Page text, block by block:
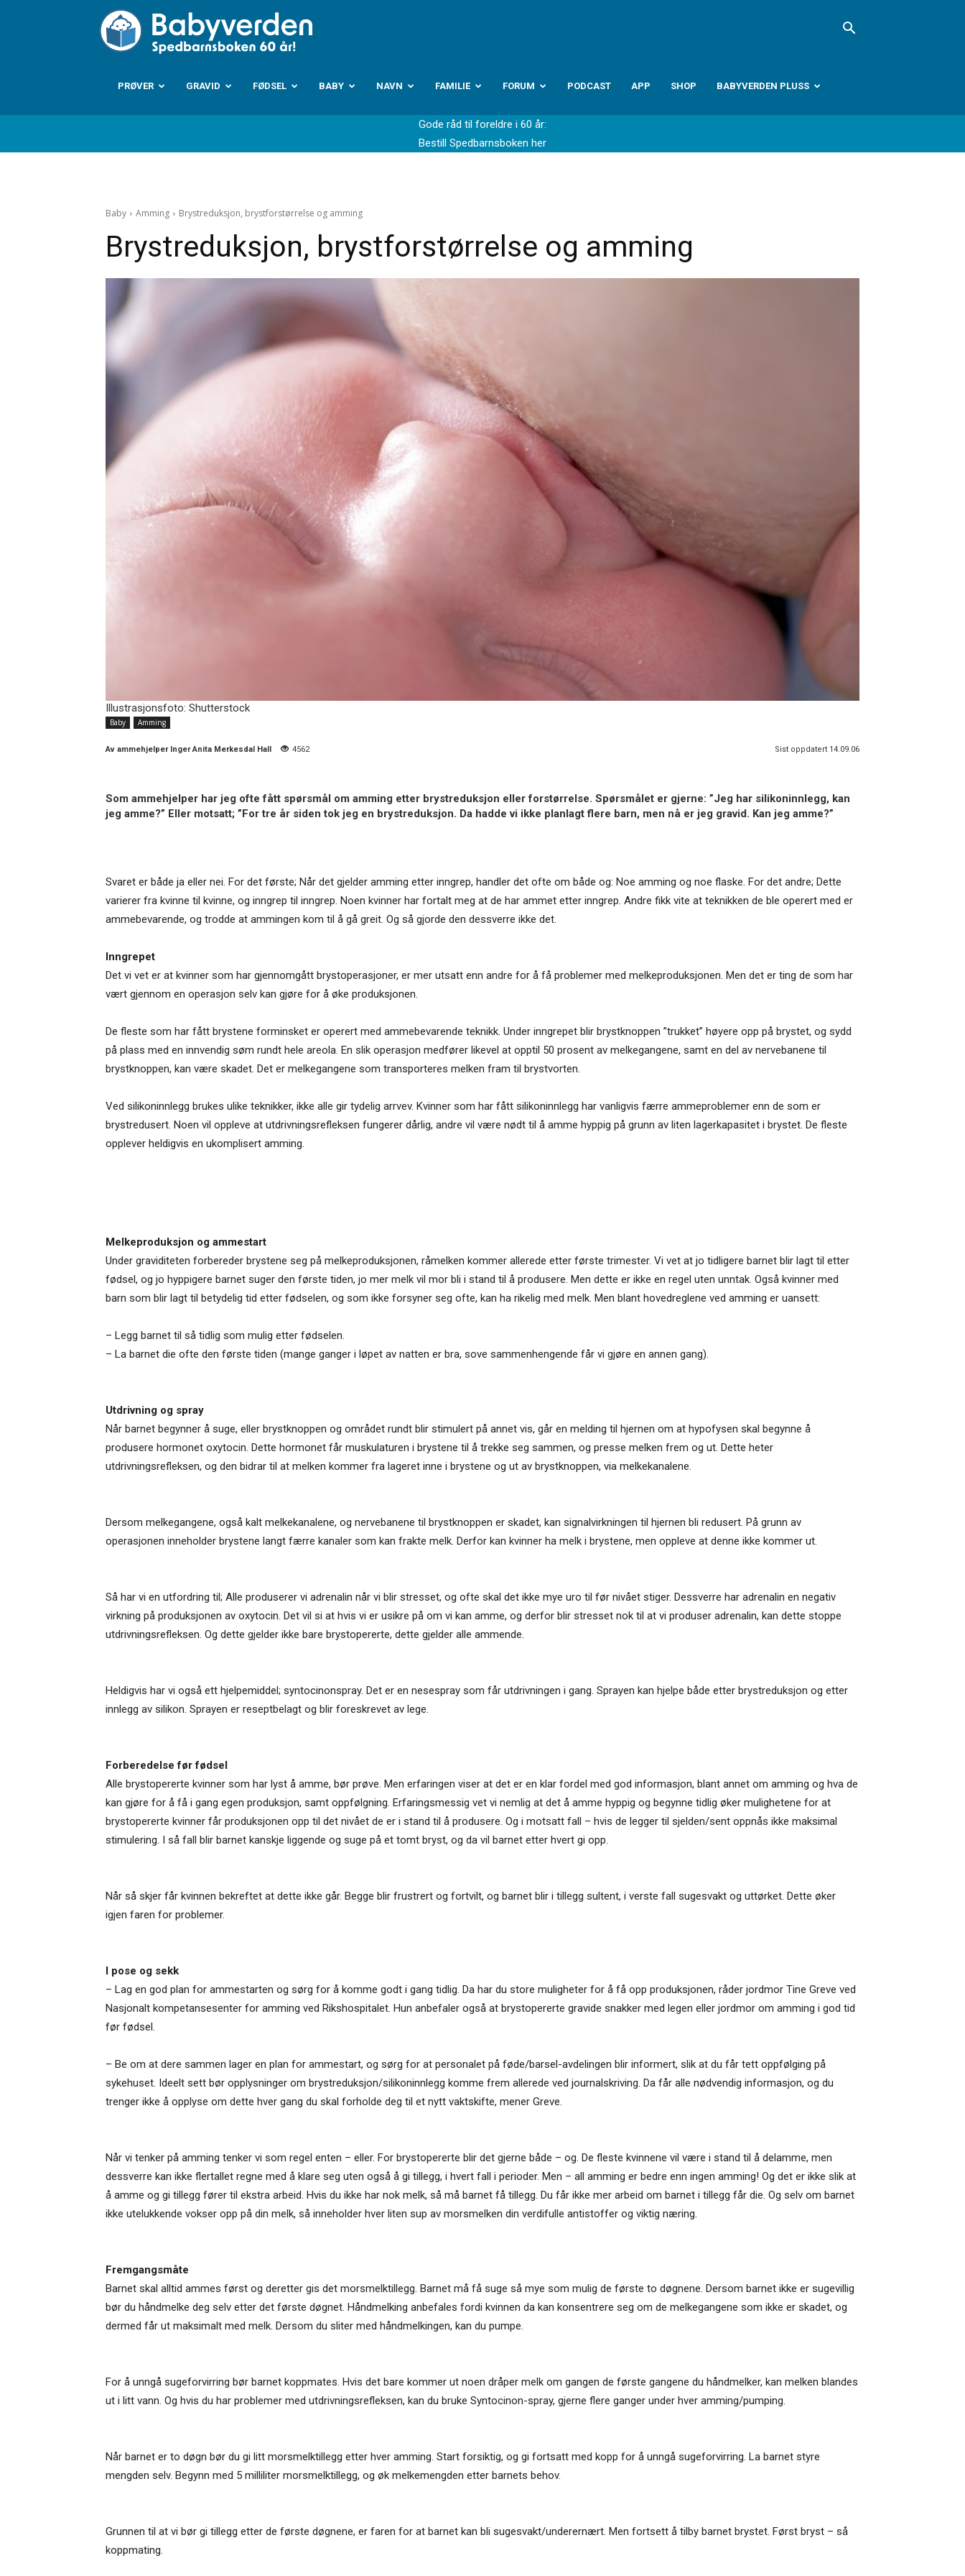
Babyverden.no
PRØVER GRAVID FØDSEL BABY NAVN FAMILIE FORUM PODCAST APP SHOP BABYVERDEN PLUSS
Gode råd til foreldre i 60 år:
Bestill Spedbarnsboken her
Baby Amming Brystreduksjon, brystforstørrelse og amming
Brystreduksjon, brystforstørrelse og amming
Illustrasjonsfoto: Shutterstock
Baby Amming
Av ammehjelper Inger Anita Merkesdal Hall 4562 Sist oppdatert 14.09.06
Som ammehjelper har jeg ofte fått spørsmål om amming etter brystreduksjon eller forstørrelse. Spørsmålet er gjerne: ”Jeg har silikoninnlegg, kan
jeg amme?” Eller motsatt; ”For tre år siden tok jeg en brystreduksjon. Da hadde vi ikke planlagt flere barn, men nå er jeg gravid. Kan jeg amme?”
Svaret er både ja eller nei. For det første; Når det gjelder amming etter inngrep, handler det ofte om både og: Noe amming og noe flaske. For det andre; Dette
varierer fra kvinne til kvinne, og inngrep til inngrep. Noen kvinner har fortalt meg at de har ammet etter inngrep. Andre fikk vite at teknikken de ble operert med er
ammebevarende, og trodde at ammingen kom til å gå greit. Og så gjorde den dessverre ikke det.
Inngrepet
Det vi vet er at kvinner som har gjennomgått brystoperasjoner, er mer utsatt enn andre for å få problemer med melkeproduksjonen. Men det er ting de som har
vært gjennom en operasjon selv kan gjøre for å øke produksjonen.
De fleste som har fått brystene forminsket er operert med ammebevarende teknikk. Under inngrepet blir brystknoppen ”trukket” høyere opp på brystet, og sydd
på plass med en innvendig søm rundt hele areola. En slik operasjon medfører likevel at opptil 50 prosent av melkegangene, samt en del av nervebanene til
brystknoppen, kan være skadet. Det er melkegangene som transporteres melken fram til brystvorten.
Ved silikoninnlegg brukes ulike teknikker, ikke alle gir tydelig arrvev. Kvinner som har fått silikoninnlegg har vanligvis færre ammeproblemer enn de som er
brystredusert. Noen vil oppleve at utdrivningsrefleksen fungerer dårlig, andre vil være nødt til å amme hyppig på grunn av liten lagerkapasitet i brystet. De fleste
opplever heldigvis en ukomplisert amming.
Melkeproduksjon og ammestart
Under graviditeten forbereder brystene seg på melkeproduksjonen, råmelken kommer allerede etter første trimester. Vi vet at jo tidligere barnet blir lagt til etter
fødsel, og jo hyppigere barnet suger den første tiden, jo mer melk vil mor bli i stand til å produsere. Men dette er ikke en regel uten unntak. Også kvinner med
barn som blir lagt til betydelig tid etter fødselen, og som ikke forsyner seg ofte, kan ha rikelig med melk. Men blant hovedreglene ved amming er uansett:
– Legg barnet til så tidlig som mulig etter fødselen.
– La barnet die ofte den første tiden (mange ganger i løpet av natten er bra, sove sammenhengende får vi gjøre en annen gang).
Utdrivning og spray
Når barnet begynner å suge, eller brystknoppen og området rundt blir stimulert på annet vis, går en melding til hjernen om at hypofysen skal begynne å
produsere hormonet oxytocin. Dette hormonet får muskulaturen i brystene til å trekke seg sammen, og presse melken frem og ut. Dette heter
utdrivningsrefleksen, og den bidrar til at melken kommer fra lageret inne i brystene og ut av brystknoppen, via melkekanalene.
Dersom melkegangene, også kalt melkekanalene, og nervebanene til brystknoppen er skadet, kan signalvirkningen til hjernen bli redusert. På grunn av
operasjonen inneholder brystene langt færre kanaler som kan frakte melk. Derfor kan kvinner ha melk i brystene, men oppleve at denne ikke kommer ut.
Så har vi en utfordring til; Alle produserer vi adrenalin når vi blir stresset, og ofte skal det ikke mye uro til før nivået stiger. Dessverre har adrenalin en negativ
virkning på produksjonen av oxytocin. Det vil si at hvis vi er usikre på om vi kan amme, og derfor blir stresset nok til at vi produser adrenalin, kan dette stoppe
utdrivningsrefleksen. Og dette gjelder ikke bare brystopererte, dette gjelder alle ammende.
Heldigvis har vi også ett hjelpemiddel; syntocinonspray. Det er en nesespray som får utdrivningen i gang. Sprayen kan hjelpe både etter brystreduksjon og etter
innlegg av silikon. Sprayen er reseptbelagt og blir foreskrevet av lege.
Forberedelse før fødsel
Alle brystopererte kvinner som har lyst å amme, bør prøve. Men erfaringen viser at det er en klar fordel med god informasjon, blant annet om amming og hva de
kan gjøre for å få i gang egen produksjon, samt oppfølgning. Erfaringsmessig vet vi nemlig at det å amme hyppig og begynne tidlig øker mulighetene for at
brystopererte kvinner får produksjonen opp til det nivået de er i stand til å produsere. Og i motsatt fall – hvis de legger til sjelden/sent oppnås ikke maksimal
stimulering. I så fall blir barnet kanskje liggende og suge på et tomt bryst, og da vil barnet etter hvert gi opp.
Når så skjer får kvinnen bekreftet at dette ikke går. Begge blir frustrert og fortvilt, og barnet blir i tillegg sultent, i verste fall sugesvakt og uttørket. Dette øker
igjen faren for problemer.
I pose og sekk
– Lag en god plan for ammestarten og sørg for å komme godt i gang tidlig. Da har du store muligheter for å få opp produksjonen, råder jordmor Tine Greve ved
Nasjonalt kompetansesenter for amming ved Rikshospitalet. Hun anbefaler også at brystopererte gravide snakker med legen eller jordmor om amming i god tid
før fødsel.
– Be om at dere sammen lager en plan for ammestart, og sørg for at personalet på føde/barsel-avdelingen blir informert, slik at du får tett oppfølging på
sykehuset. Ideelt sett bør opplysninger om brystreduksjon/silikoninnlegg komme frem allerede ved journalskriving. Da får alle nødvendig informasjon, og du
trenger ikke å opplyse om dette hver gang du skal forholde deg til et nytt vaktskifte, mener Greve.
Når vi tenker på amming tenker vi som regel enten – eller. For brystopererte blir det gjerne både – og. De fleste kvinnene vil være i stand til å delamme, men
dessverre kan ikke flertallet regne med å klare seg uten også å gi tillegg, i hvert fall i perioder. Men – all amming er bedre enn ingen amming! Og det er ikke slik at
å amme og gi tillegg fører til ekstra arbeid. Hvis du ikke har nok melk, så må barnet få tillegg. Du får ikke mer arbeid om barnet i tillegg får die. Og selv om barnet
ikke utelukkende vokser opp på din melk, så inneholder hver liten sup av morsmelken din verdifulle antistoffer og viktig næring.
Fremgangsmåte
Barnet skal alltid ammes først og deretter gis det morsmelktillegg. Barnet må få suge så mye som mulig de første to døgnene. Dersom barnet ikke er sugevillig
bør du håndmelke deg selv etter det første døgnet. Håndmelking anbefales fordi kvinnen da kan konsentrere seg om de melkegangene som ikke er skadet, og
dermed får ut maksimalt med melk. Dersom du sliter med håndmelkingen, kan du pumpe.
For å unngå sugeforvirring bør barnet koppmates. Hvis det bare kommer ut noen dråper melk om gangen de første gangene du håndmelker, kan melken blandes
ut i litt vann. Og hvis du har problemer med utdrivningsrefleksen, kan du bruke Syntocinon-spray, gjerne flere ganger under hver amming/pumping.
Når barnet er to døgn bør du gi litt morsmelktillegg etter hver amming. Start forsiktig, og gi fortsatt med kopp for å unngå sugeforvirring. La barnet styre
mengden selv. Begynn med 5 milliliter morsmelktillegg, og øk melkemengden etter barnets behov.
Grunnen til at vi bør gi tillegg etter de første døgnene, er faren for at barnet kan bli sugesvakt/underernært. Men fortsett å tilby barnet brystet. Først bryst – så
koppmating.